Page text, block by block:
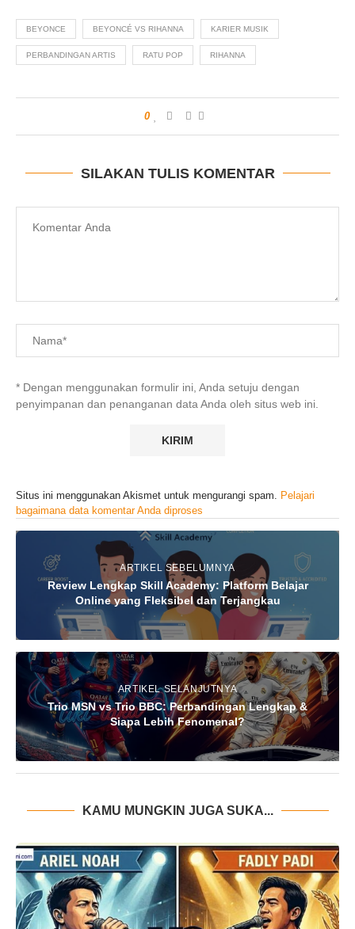
BEYONCE BEYONCÉ VS RIHANNA KARIER MUSIK
PERBANDINGAN ARTIS RATU POP RIHANNA
0
SILAKAN TULIS KOMENTAR
* Dengan menggunakan formulir ini, Anda setuju dengan
penyimpanan dan penanganan data Anda oleh situs web ini.
Situs ini menggunakan Akismet untuk mengurangi spam. Pelajari
bagaimana data komentar Anda diproses
ARTIKEL SEBELUMNYA
Review Lengkap Skill Academy: Platform Belajar
Online yang Fleksibel dan Terjangkau
ARTIKEL SELANJUTNYA
Trio MSN vs Trio BBC: Perbandingan Lengkap &
Siapa Lebih Fenomenal?
KAMU MUNGKIN JUGA SUKA...